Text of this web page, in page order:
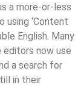
a more-or-less
‘Content
English. Many
editors now use
a search for
in their